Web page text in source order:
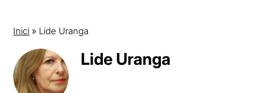
Inici » Lide Uranga
Lide Uranga